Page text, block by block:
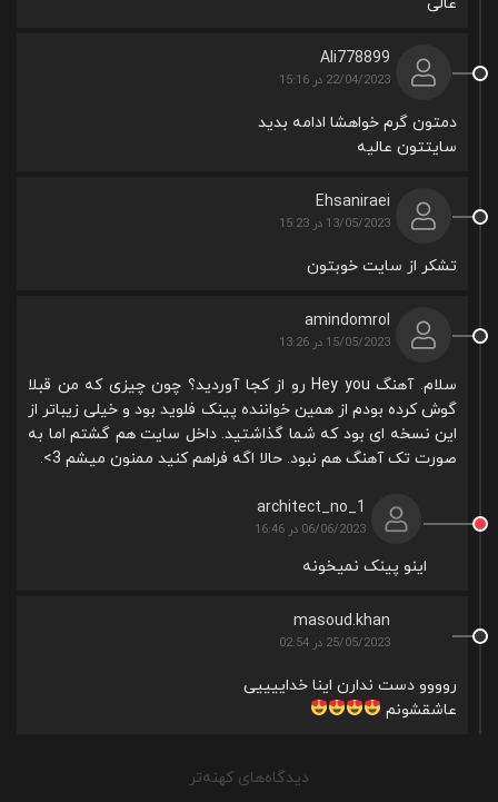
Ali778899
22/04/2023 در 15:16
دمتون گرم خواهشا ادامه بدید
سایتتون عالیه
Ehsaniraei
13/05/2023 در 15:23
تشکر از سایت خوبتون
amindomrol
15/05/2023 در 13:26
سلام. آهنگ Hey you رو از کجا آوردید؟ چون چیزی که من قبلا
گوش کرده بودم از همین خواننده پینک فلوید بود و خیلی زیباتر از
این نسخه ای بود که شما گذاشتید. داخل سایت هم گشتم اما به
صورت تک آهنگ هم نبود. حالا اگه فراهم کنید ممنون میشم 3>.
architect_no_1
06/06/2023 در 16:46
اینو پینک نمیخونه
masoud.khan
25/05/2023 در 02:54
روووو دست ندارن اینا خداییییی
عاشقشونم
دیدگاه‌های کهنه‌تر